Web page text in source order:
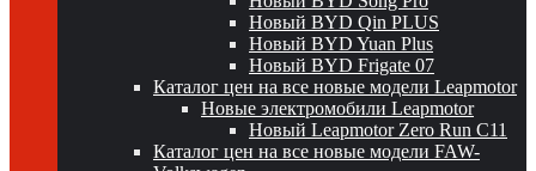
Новый BYD Qin PLUS
Новый BYD Yuan Plus
Новый BYD Frigate 07
Каталог цен на все новые модели Leapmotor
Новые электромобили Leapmotor
Новый Leapmotor Zero Run C11
Каталог цен на все новые модели FAW-